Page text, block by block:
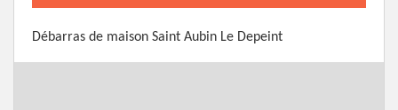
Débarras de maison Saint Aubin Le Depeint